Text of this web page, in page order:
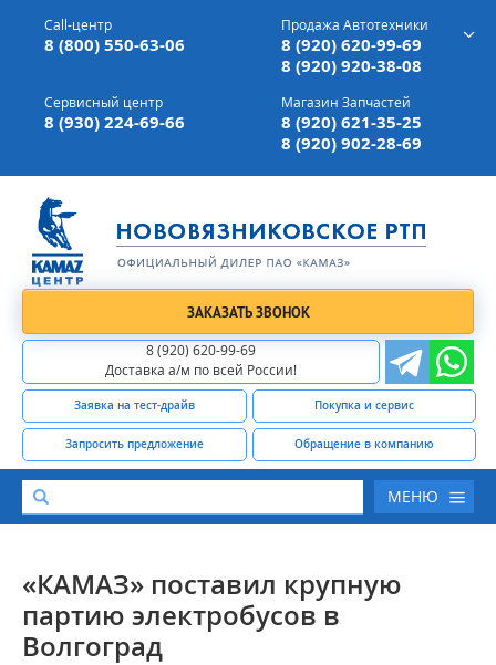
г. Вязники,ул. Механизаторов, д 90
Доставка а/м,по всей России
Call-центр
8 (800) 550-63-06
Продажа Автотехники
8 (920) 620-99-69
8 (920) 920-38-08
Сервисный центр
8 (930) 224-69-66
Магазин Запчастей
8 (920) 621-35-25
8 (920) 902-28-69
ЗАКАЗАТЬ ЗВОНОК
8 (920) 620-99-69
Доставка а/м по всей России!
Заявка на тест-драйв Покупка и сервис
Запросить предложение Обращение в компанию
МЕНЮ
КАТАЛОГ АВТОТЕХНИКИ
«КАМАЗ» поставил крупную
партию электробусов в
Волгоград